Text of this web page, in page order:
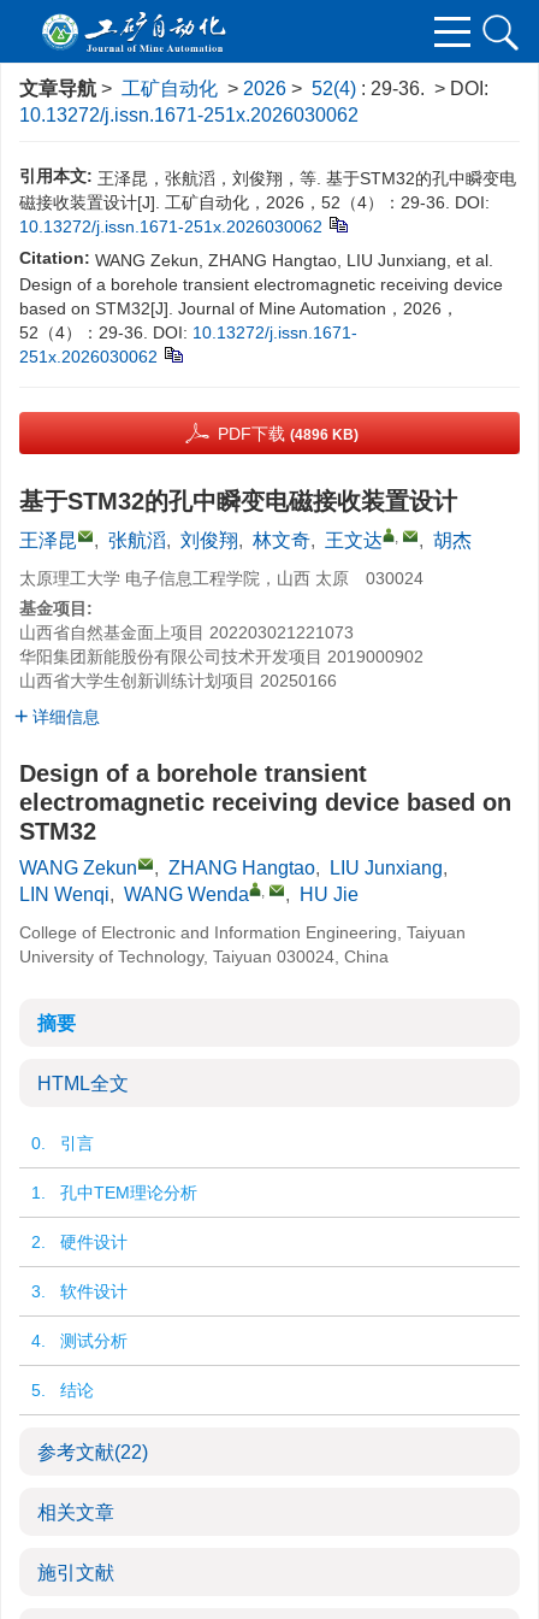
文章导航 > 工矿自动化 > 2026 > 52(4) : 29-36. > DOI:
10.13272/j.issn.1671-251x.2026030062
引用本文: 王泽昆，张航滔，刘俊翔，等. 基于STM32的孔中瞬变电
磁接收装置设计[J]. 工矿自动化，2026，52（4）：29-36.
DOI:
10.13272/j.issn.1671-251x.2026030062
Citation: WANG Zekun, ZHANG Hangtao, LIU Junxiang, et al.
Design of a borehole transient electromagnetic receiving device
based on STM32[J]. Journal of Mine Automation，2026，
52（4）：29-36.
DOI: 10.13272/j.issn.1671-
251x.2026030062
PDF下载 (4896 KB)
基于STM32的孔中瞬变电磁接收装置设计
王泽昆 , 张航滔, 刘俊翔, 林文奇, 王文达 , , 胡杰
太原理工大学 电子信息工程学院，山西 太原 030024
基金项目:
山西省自然基金面上项目 202203021221073
华阳集团新能股份有限公司技术开发项目 2019000902
山西省大学生创新训练计划项目 20250166
详细信息
Design of a borehole transient
electromagnetic receiving device based on
STM32
WANG Zekun , ZHANG Hangtao, LIU Junxiang,
LIN Wenqi, WANG Wenda , , HU Jie
College of Electronic and Information Engineering, Taiyuan
University of Technology, Taiyuan 030024, China
摘要
HTML全文
0. 引言
1. 孔中TEM理论分析
2. 硬件设计
3. 软件设计
4. 测试分析
5. 结论
参考文献(22)
相关文章
施引文献